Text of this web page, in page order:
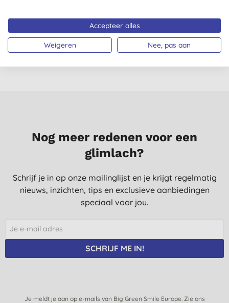
€ 6,90 KOPEN € 6,90 KOPEN
Nog meer redenen voor een
glimlach?
Schrijf je in op onze mailinglijst en je krijgt regelmatig
nieuws, inzichten, tips en exclusieve aanbiedingen
speciaal voor jou.
SCHRIJF ME IN!
Je meldt je aan op e-mails van Big Green Smile Europe. Zie ons
Accepteer alles
Weigeren Nee, pas aan